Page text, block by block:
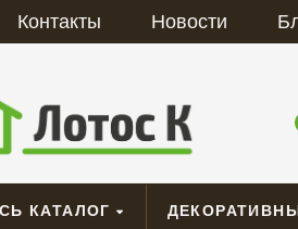
Контакты Новости
КАТАЛОГ